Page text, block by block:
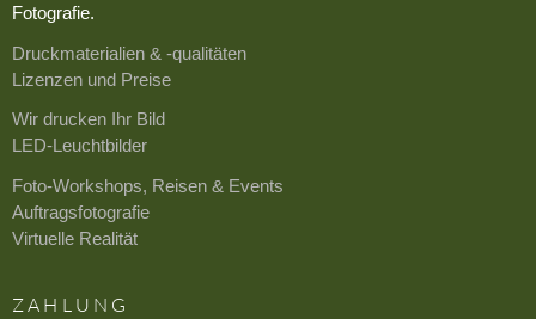
Fotografie.
Druckmaterialien & -qualitäten
Lizenzen und Preise
Wir drucken Ihr Bild
LED-Leuchtbilder
Foto-Workshops, Reisen & Events
Auftragsfotografie
Virtuelle Realität
ZAHLUNG